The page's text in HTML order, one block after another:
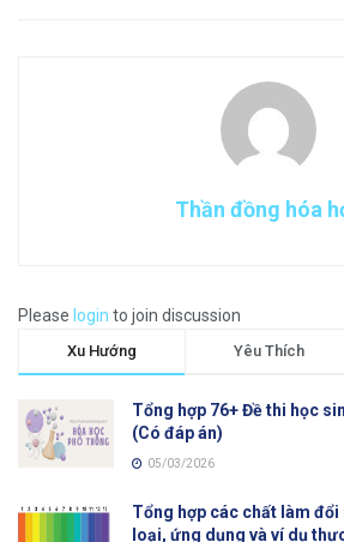
Thần đồng hóa
Please login to join discussion
Xu Hướng Yêu Thích
Tổng hợp 76+ Đề thi học
(Có đáp án)
05/03/2026
Tổng hợp các chất làm đổi
loại, ứng dụng và ví dụ